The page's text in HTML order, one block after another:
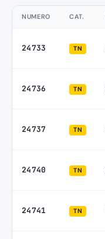
NUMERO CAT.
24733 TN
24736 TN
24737 TN
24740 TN
24741 TN